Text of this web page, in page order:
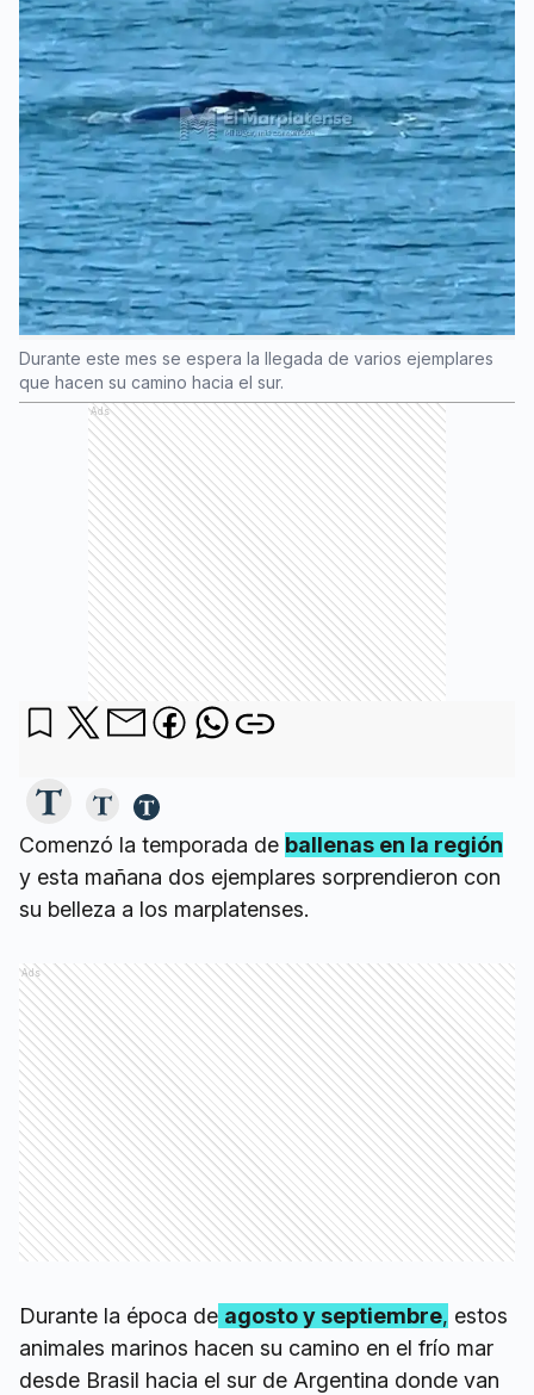
Durante este mes se espera la llegada de varios ejemplares
que hacen su camino hacia el sur.
Ads
Comenzó la temporada de ballenas en la región
y esta mañana dos ejemplares sorprendieron con
su belleza a los marplatenses.
Ads
Durante la época de agosto y septiembre, estos
animales marinos hacen su camino en el frío mar
desde Brasil hacia el sur de Argentina donde van